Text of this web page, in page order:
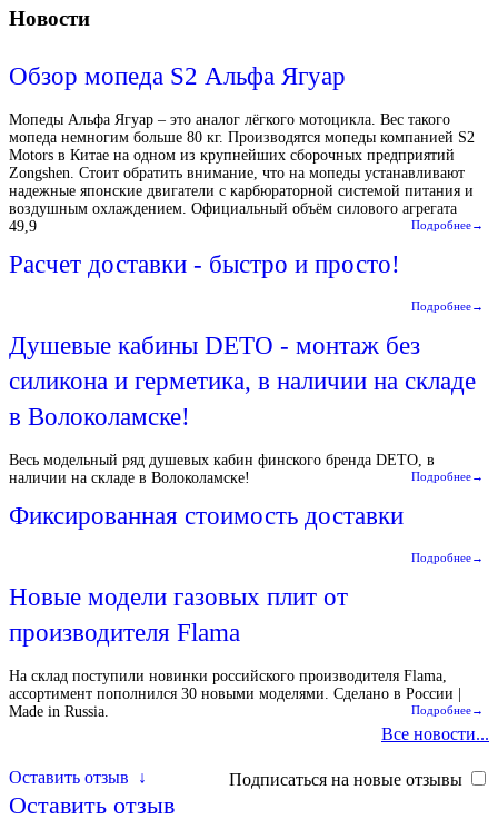
Новости
Обзор мопеда S2 Альфа Ягуар
Мопеды Альфа Ягуар – это аналог лёгкого мотоцикла. Вес такого
мопеда немногим больше 80 кг. Производятся мопеды компанией S2
Motors в Китае на одном из крупнейших сборочных предприятий
Zongshen. Стоит обратить внимание, что на мопеды устанавливают
надежные японские двигатели с карбюраторной системой питания и
воздушным охлаждением. Официальный объём силового агрегата
49,9
Подробнее→
Расчет доставки - быстро и просто!
Подробнее→
Душевые кабины DETO - монтаж без
силикона и герметика, в наличии на складе
в Волоколамске!
Весь модельный ряд душевых кабин финского бренда DETO, в
наличии на складе в Волоколамске!
Подробнее→
Фиксированная стоимость доставки
Подробнее→
Новые модели газовых плит от
производителя Flama
На склад поступили новинки российского производителя Flama,
ассортимент пополнился 30 новыми моделями. Сделано в России |
Made in Russia.
Подробнее→
Все новости...
Подписаться на новые отзывы
Оставить отзыв ↓
Оставить отзыв